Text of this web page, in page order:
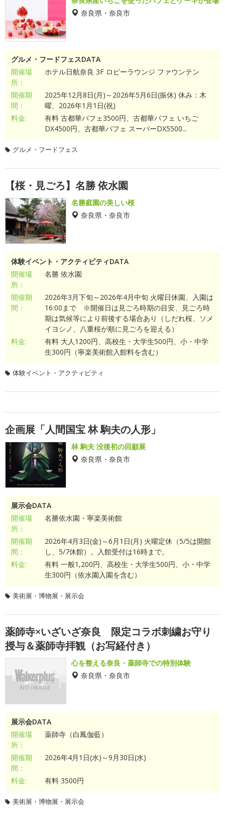
奈良県・奈良市
グルメ・フードフェスDATA
開催場
所：
ホテル日航奈良 3F ロビーラウンジ ファウンテン
開催期
間：
2025年12月8日(月)～2026年5月6日(振休) 休み：木
曜、2026年1月1日(祝)
料金:
有料 古都華パフェ3500円、古都華パフェ いちご
DX4500円、古都華パフェ スーパーDX5500...
グルメ・フードフェス
【桜・見ごろ】名勝 依水園
名勝庭園の美しい桜
奈良県・奈良市
体験イベント・アクティビティDATA
開催場
所：
名勝 依水園
開催期
間：
2026年3月下旬～2026年4月中旬 火曜日休園、入園は
16:00まで ※開催日は見ごろ時期の目安、見ごろ時
期は気候等により前後する場合あり（しだれ桜、ソメ
イヨシノ、八重桜が順に見ごろを迎える）
料金:
有料 大人1200円、高校生・大学生500円、小・中学
生300円（寧楽美術館入館料を含む）
体験イベント・アクティビティ
企画展「人間国宝 林 駒夫の人形」
林 駒夫 没後初の回顧展
奈良県・奈良市
展示会DATA
開催場
所：
名勝依水園・寧楽美術館
開催期
間：
2026年4月3日(金)～6月1日(月) 火曜定休（5/5は開館
し、5/7休館）。入館受付は16時まで。
料金:
有料 一般1,200円、高校生・大学生500円、小・中学
生300円（依水園入園を含む）
美術展・博物展・展示会
薬師寺×いざいざ奈良 限定コラボ刺繍お守り
授与＆薬師寺拝観（お写経付き）
心を整える奈良・薬師寺での特別体験
奈良県・奈良市
展示会DATA
開催場
所：
薬師寺（白鳳伽藍）
開催期
間：
2026年4月1日(水)～9月30日(水)
料金: 有料 3500円
美術展・博物展・展示会